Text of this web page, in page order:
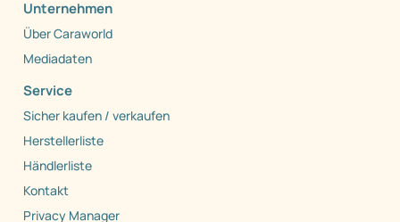
Unternehmen
Über Caraworld
Mediadaten
Service
Sicher kaufen / verkaufen
Herstellerliste
Händlerliste
Kontakt
Privacy Manager